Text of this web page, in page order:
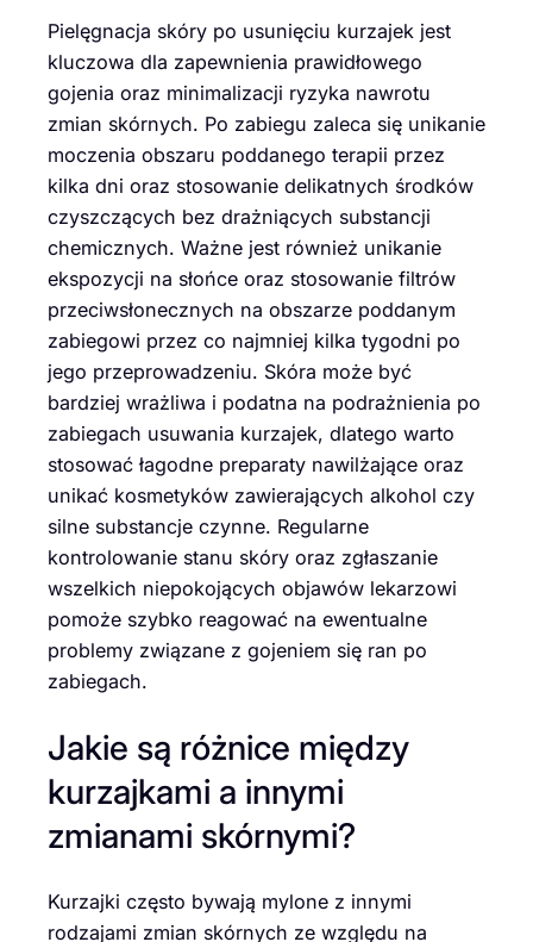
Pielęgnacja skóry po usunięciu kurzajek jest
kluczowa dla zapewnienia prawidłowego
gojenia oraz minimalizacji ryzyka nawrotu
zmian skórnych. Po zabiegu zaleca się unikanie
moczenia obszaru poddanego terapii przez
kilka dni oraz stosowanie delikatnych środków
czyszczących bez drażniących substancji
chemicznych. Ważne jest również unikanie
ekspozycji na słońce oraz stosowanie filtrów
przeciwsłonecznych na obszarze poddanym
zabiegowi przez co najmniej kilka tygodni po
jego przeprowadzeniu. Skóra może być
bardziej wrażliwa i podatna na podrażnienia po
zabiegach usuwania kurzajek, dlatego warto
stosować łagodne preparaty nawilżające oraz
unikać kosmetyków zawierających alkohol czy
silne substancje czynne. Regularne
kontrolowanie stanu skóry oraz zgłaszanie
wszelkich niepokojących objawów lekarzowi
pomoże szybko reagować na ewentualne
problemy związane z gojeniem się ran po
zabiegach.
Jakie są różnice między
kurzajkami a innymi
zmianami skórnymi?
Kurzajki często bywają mylone z innymi
rodzajami zmian skórnych ze względu na